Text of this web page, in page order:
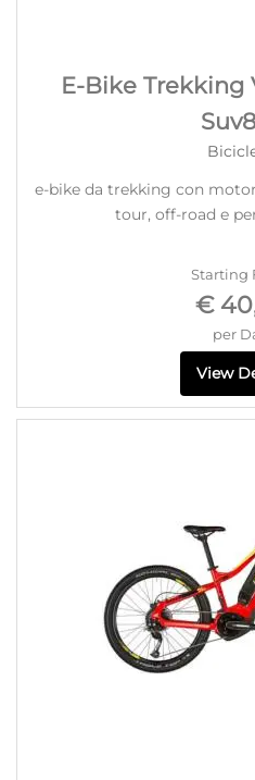
E-Bike Trekking
e-bike da trekking con
tour, off-road e
Starting
€
per
View